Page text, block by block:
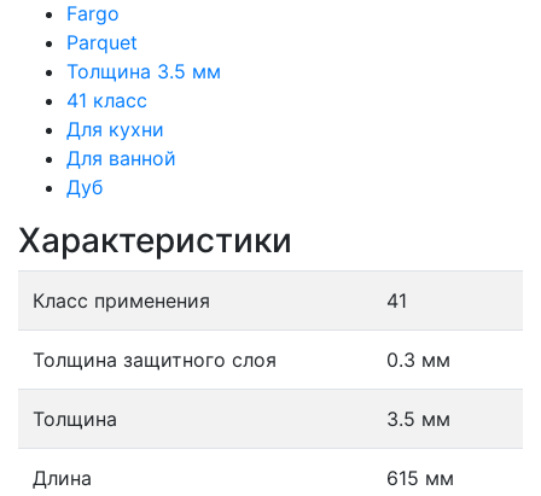
Fargo
Parquet
Толщина 3.5 мм
41 класс
Для кухни
Для ванной
Дуб
Характеристики
Класс применения 41
Толщина защитного слоя 0.3 мм
Толщина 3.5 мм
Длина 615 мм